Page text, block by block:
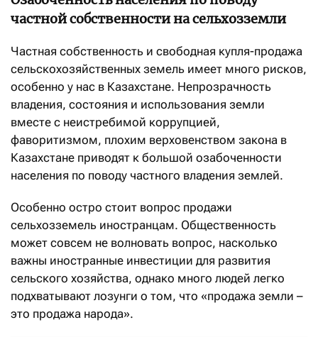
частной собственности на сельхозземли
Частная собственность и свободная купля-продажа
сельскохозяйственных земель имеет много рисков,
особенно у нас в Казахстане. Непрозрачность
владения, состояния и использования земли
вместе с неистребимой коррупцией,
фаворитизмом, плохим верховенством закона в
Казахстане приводят к большой озабоченности
населения по поводу частного владения землей.
Особенно остро стоит вопрос продажи
сельхозземель иностранцам. Общественность
может совсем не волновать вопрос, насколько
важны иностранные инвестиции для развития
сельского хозяйства, однако много людей легко
подхватывают лозунги о том, что «продажа земли –
это продажа народа».